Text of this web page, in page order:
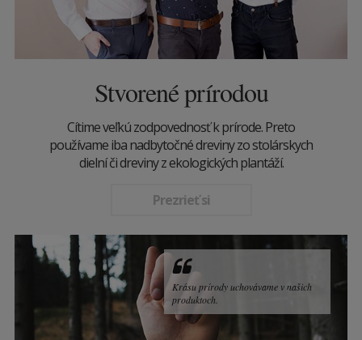
Stvorené prírodou
Cítime veľkú zodpovednosť k prírode. Preto
používame iba nadbytočné dreviny zo stolárskych
dielní či dreviny z ekologických plantáží.
Prezrieť si
Krásu prírody uchovávame v našich
produktoch.